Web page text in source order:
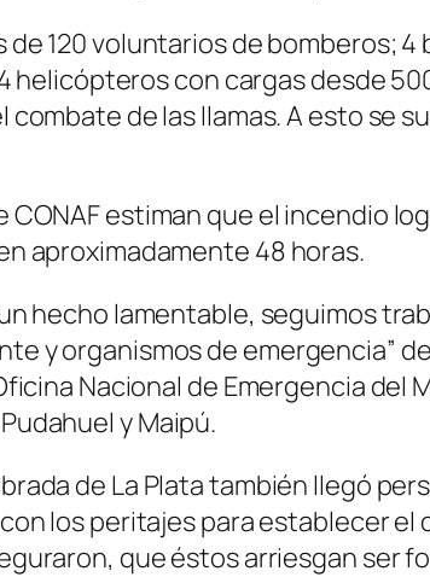
de 120 voluntarios de bomberos;
helicópteros con cargas desde
combate de las llamas. A esto se
CONAF estiman que el incendio
aproximadamente 48 horas.
hecho lamentable, seguimos
y organismos de emergencia”
Nacional de Emergencia del
y Maipú.
de La Plata también llegó
los peritajes para establecer
que éstos arriesgan ser